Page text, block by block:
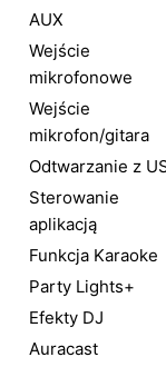
AUX
Wejście
mikrofonowe
Wejście
mikrofon/gitara
Odtwarzanie z
Sterowanie
aplikacją
Funkcja Karaoke
Party Lights+
Efekty DJ
Auracast